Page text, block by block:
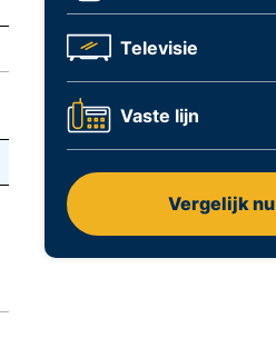
Televisie
Vaste lijn
Vergelijk nu